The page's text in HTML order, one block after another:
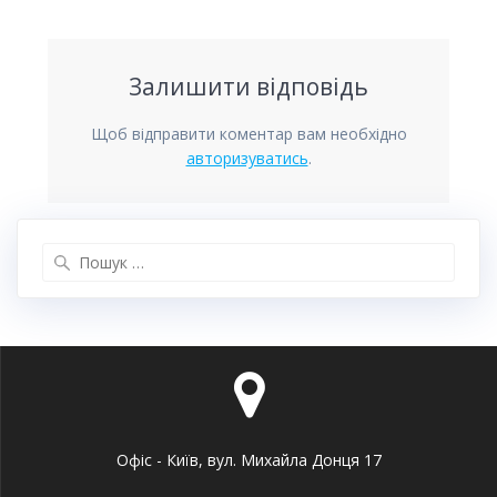
Залишити відповідь
Щоб відправити коментар вам необхідно
авторизуватись.
Офіс - Київ, вул. Михайла Донця 17